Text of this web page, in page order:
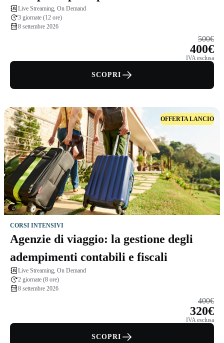
Live Streaming, On Demand
3 giornate (12 ore)
8 settembre 2026
500€
400€
IVA esclusa
SCOPRI
OFFERTA LANCIO
CORSI INTENSIVI
Agenzie di viaggio: la gestione degli
adempimenti contabili e fiscali
Live Streaming, On Demand
2 giornate (8 ore)
8 settembre 2026
400€
320€
IVA esclusa
SCOPRI